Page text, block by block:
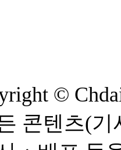
©
콘텐츠(